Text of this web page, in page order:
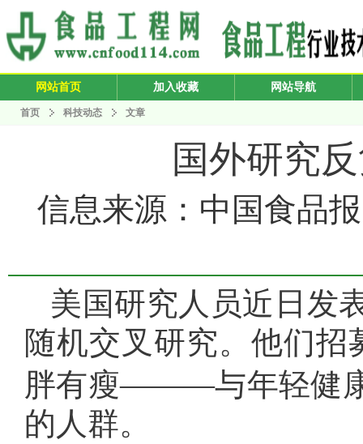
网站首页 加入收藏 网站导航
首页 科技动态 文章
国外研究
信息来源：中国食品
美国研究人员近日发
随机交叉研究。他们招
胖有瘦———与年轻健
的人群。